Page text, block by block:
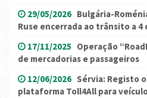
29/05/2026 Bulgária-
Ruse encerrada ao trânsito a 4
17/11/2025 Operação
de mercadorias e passageiros
12/06/2026 Sérvia: Registo
plataforma Toll4All para